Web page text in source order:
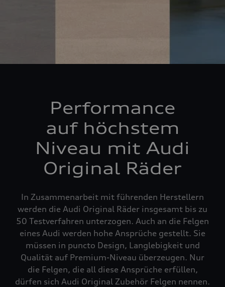
Performance
auf höchstem
Niveau mit Audi
Original Räder
In Zusammenarbeit mit führenden Herstellern
werden die Audi Original Räder insgesamt bis zu
50 Testverfahren unterzogen. Auch an die Felgen
eines Audi werden hohe Ansprüche gestellt. Sie
müssen in puncto Design, Langlebigkeit und
Qualität auf Premium-Niveau überzeugen. Nur
die Felgen, die all diese Ansprüche erfüllen,
dürfen sich Audi Original Zubehör Felgen nennen.